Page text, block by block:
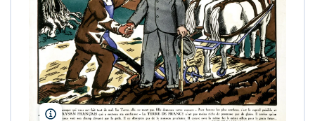
Coll. Kharbine-Tapabor